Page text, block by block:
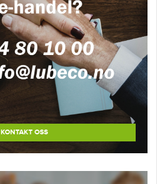
KONTAKT OSS